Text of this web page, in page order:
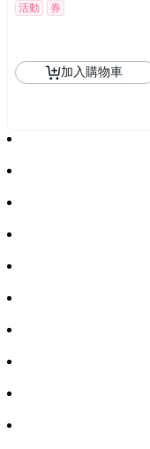
活動 券
加入購物車